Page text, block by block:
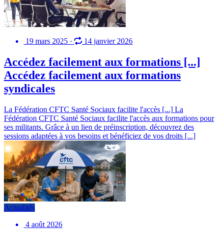
19 mars 2025 · 14 janvier 2026
Accédez facilement aux formations [...]
Accédez facilement aux formations
syndicales
La Fédération CFTC Santé Sociaux facilite l'accès [...] La
Fédération CFTC Santé Sociaux facilite l'accès aux formations pour
ses militants. Grâce à un lien de préinscription, découvrez des
sessions adaptées à vos besoins et bénéficiez de vos droits [...]
Actualités
4 août 2026